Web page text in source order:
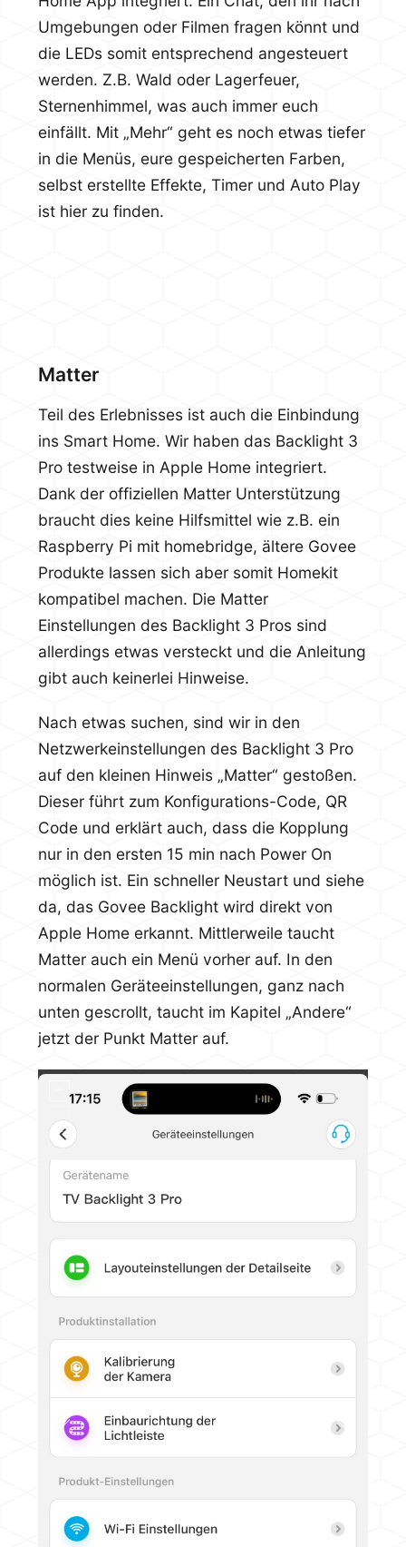
Umgebungen oder Filmen fragen könnt und
die LEDs somit entsprechend angesteuert
werden. Z.B. Wald oder Lagerfeuer,
Sternenhimmel, was auch immer euch
einfällt. Mit „Mehr“ geht es noch etwas tiefer
in die Menüs, eure gespeicherten Farben,
selbst erstellte Effekte, Timer und Auto Play
ist hier zu finden.
Matter
Teil des Erlebnisses ist auch die Einbindung
ins Smart Home. Wir haben das Backlight 3
Pro testweise in Apple Home integriert.
Dank der offiziellen Matter Unterstützung
braucht dies keine Hilfsmittel wie z.B. ein
Raspberry Pi mit homebridge, ältere Govee
Produkte lassen sich aber somit Homekit
kompatibel machen. Die Matter
Einstellungen des Backlight 3 Pros sind
allerdings etwas versteckt und die Anleitung
gibt auch keinerlei Hinweise.
Nach etwas suchen, sind wir in den
Netzwerkeinstellungen des Backlight 3 Pro
auf den kleinen Hinweis „Matter“ gestoßen.
Dieser führt zum Konfigurations-Code, QR
Code und erklärt auch, dass die Kopplung
nur in den ersten 15 min nach Power On
möglich ist. Ein schneller Neustart und siehe
da, das Govee Backlight wird direkt von
Apple Home erkannt. Mittlerweile taucht
Matter auch ein Menü vorher auf. In den
normalen Geräteeinstellungen, ganz nach
unten gescrollt, taucht im Kapitel „Andere“
jetzt der Punkt Matter auf.